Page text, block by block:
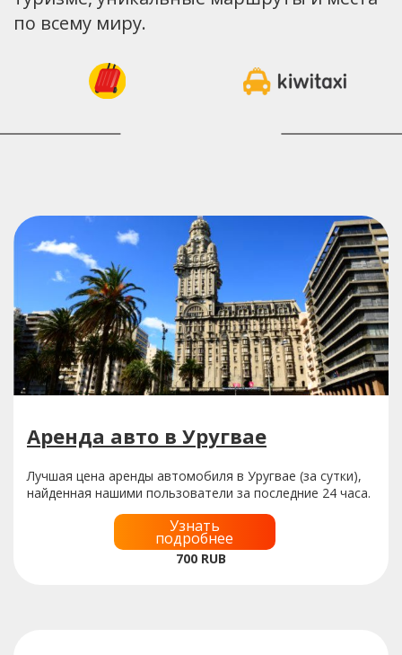
по всему миру.
Аренда авто в Уругвае
Лучшая цена аренды автомобиля в Уругвае (за сутки),
найденная нашими пользователи за последние 24 часа.
Узнать
подробнее
700 RUB